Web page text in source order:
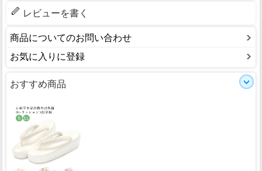
レビューを書く
商品についてのお問い合わせ
お気に入りに登録
おすすめ商品